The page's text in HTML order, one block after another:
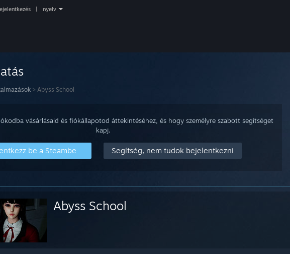
nyelv
> Abyss School
vásárlásaid és fiókállapotod áttekintéséhez, és hogy személyre szabott segítséget
kapj.
be a Steambe Segítség, nem tudok bejelentkezni
Abyss School